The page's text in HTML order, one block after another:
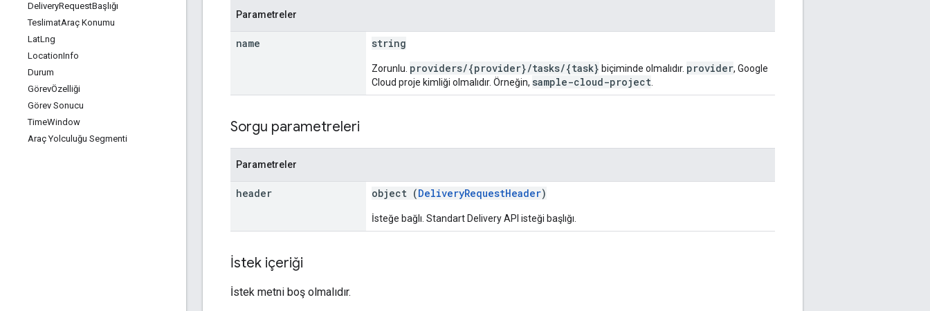
DeliveryRequestBaşlığı
TeslimatAraç Konumu
LatLng
LocationInfo
Durum
GörevÖzelliği
Görev Sonucu
TimeWindow
Araç Yolculuğu Segmenti
Parametreler
name string
Zorunlu. providers/{provider}/tasks/{task} biçiminde olmalıdır. provider, Google
Cloud proje kimliği olmalıdır. Örneğin, sample-cloud-project
Sorgu parametreleri
Parametreler
header object (DeliveryRequestHeader)
İsteğe bağlı. Standart Delivery API isteği başlığı.
İstek içeriği
İstek metni boş olmalıdır.